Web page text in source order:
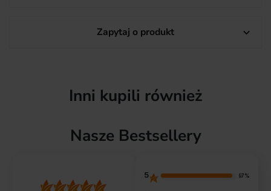
Zapytaj o produkt 
Inni kupili również
Nasze Bestsellery
5 97%